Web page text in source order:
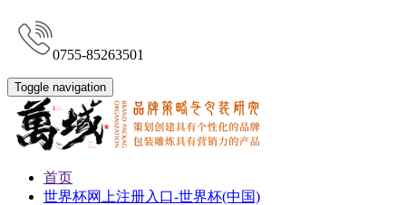
0755-85263501
Toggle navigation
首页
世界杯网上注册入口-世界杯(中国)